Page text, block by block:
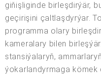
giňişliginde birleşdirýär,
geçirişini çaltlaşdyrýar.
programma olary
kameralary bilen
stansiýalaryň,
ýokarlandyrmaga kömek